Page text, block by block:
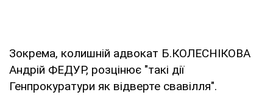
Зокрема, колишній адвокат Б.КОЛЕСНІКОВА
Андрій ФЕДУР, розцінює "такі дії
Генпрокуратури як відверте свавілля".